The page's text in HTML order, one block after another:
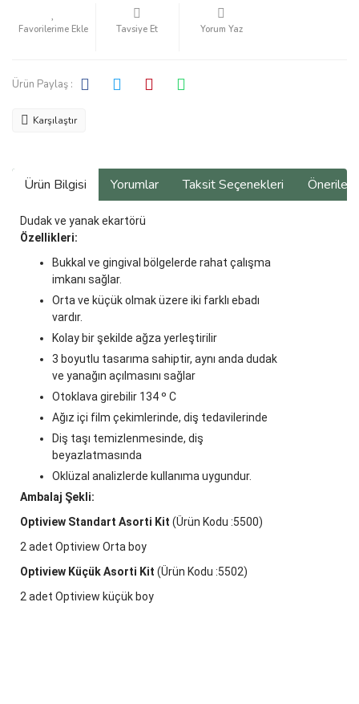
Tavsiye Et Yorum Yaz
Ürün Paylaş :
Karşılaştır
Ürün Bilgisi Yorumlar Taksit Seçenekleri
Dudak ve yanak ekartörü
Özellikleri:
Bukkal ve gingival bölgelerde rahat çalışma
imkanı sağlar.
Orta ve küçük olmak üzere iki farklı ebadı
vardır.
Kolay bir şekilde ağza yerleştirilir
3 boyutlu tasarıma sahiptir, aynı anda dudak
ve yanağın açılmasını sağlar
Otoklava girebilir 134 º C
Ağız içi film çekimlerinde, diş tedavilerinde
Diş taşı temizlenmesinde, diş
beyazlatmasında
Oklüzal analizlerde kullanıma uygundur.
Ambalaj Şekli:
Optiview Standart Asorti Kit (Ürün Kodu :5500)
2 adet Optiview Orta boy
Optiview Küçük Asorti Kit (Ürün Kodu :5502)
2 adet Optiview küçük boy